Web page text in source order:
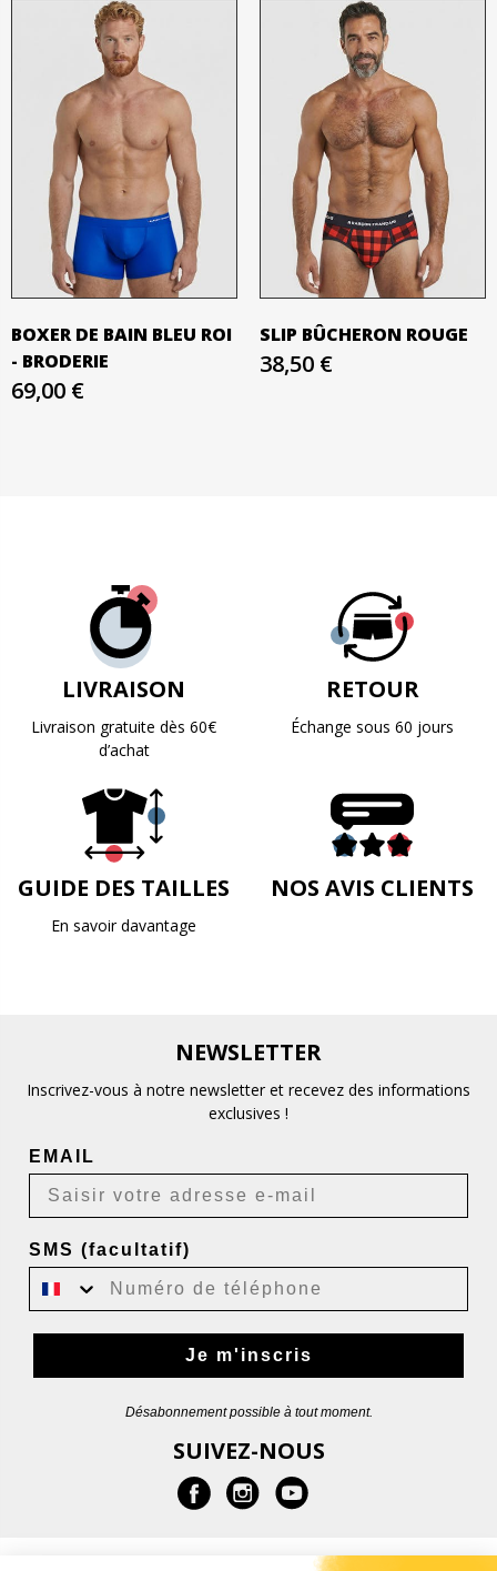
BOXER DE BAIN BLEU ROI
- BRODERIE
69,00 €
SLIP BÛCHERON ROUGE
38,50 €
LIVRAISON
Livraison gratuite dès 60€
d’achat
RETOUR
Échange sous 60 jours
GUIDE DES TAILLES
En savoir davantage
NOS AVIS CLIENTS
NEWSLETTER
Inscrivez-vous à notre newsletter et recevez des informations
exclusives !
EMAIL
SMS (facultatif)
Je m'inscris
Désabonnement possible à tout moment.
SUIVEZ-NOUS